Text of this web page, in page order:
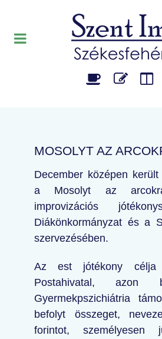
MOSOLYT AZ
December középen
a Mosolyt az
improvizációs
Diákönkormányzat és a
szervezésében.
Az est jótékony célja
Postahivatal,
Gyermekpszichiátria
befolyt összeget,
forintot,